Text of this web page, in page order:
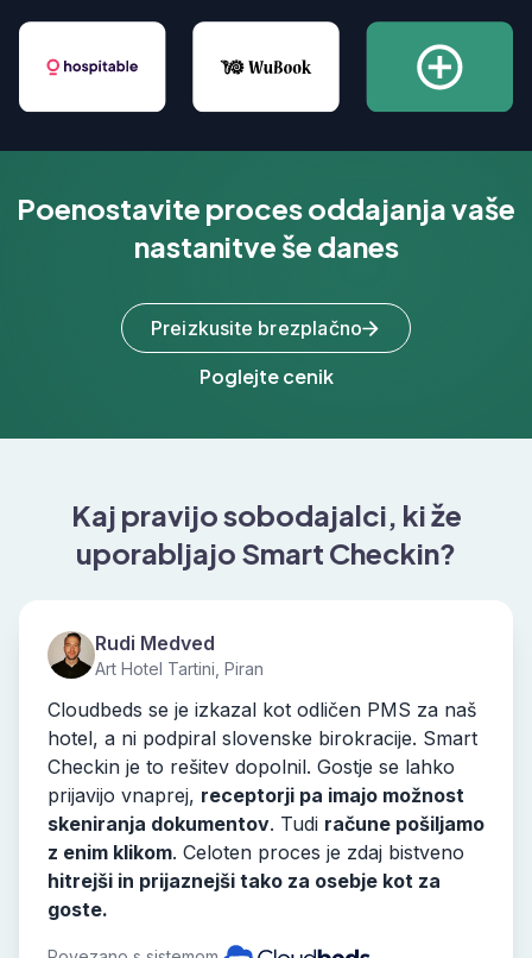
Poenostavite proces oddajanja vaše
nastanitve še danes
Poglejte cenik
Preizkusite brezplačno
Kaj pravijo sobodajalci, ki že
uporabljajo Smart Checkin?
Rudi Medved
Art Hotel Tartini, Piran
Cloudbeds se je izkazal kot odličen PMS za naš
hotel, a ni podpiral slovenske birokracije. Smart
Checkin je to rešitev dopolnil. Gostje se lahko
prijavijo vnaprej, receptorji pa imajo možnost
skeniranja dokumentov. Tudi račune pošiljamo
z enim klikom. Celoten proces je zdaj bistveno
hitrejši in prijaznejši tako za osebje kot za
goste.